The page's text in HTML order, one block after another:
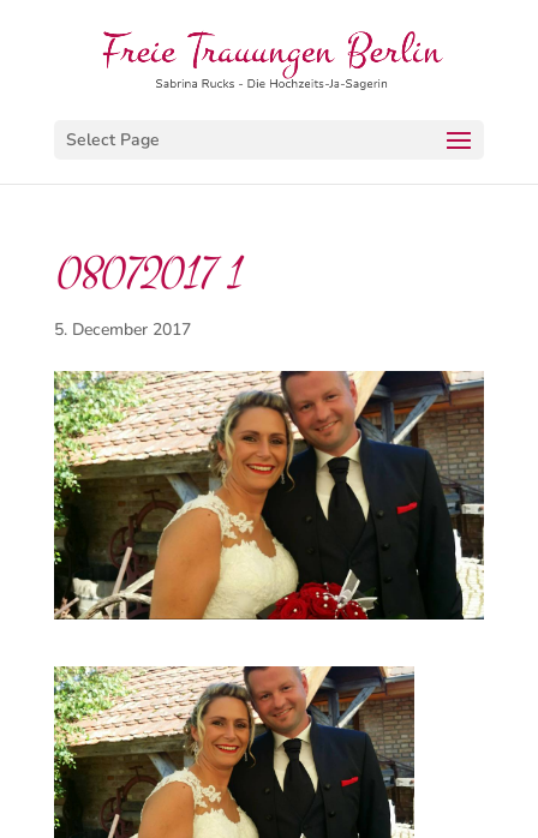
Select Page
08072017 1
5. December 2017